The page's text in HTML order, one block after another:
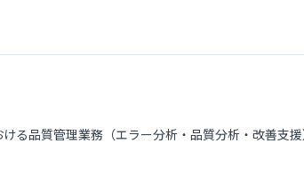
る品質管理業務（エラー分析・品質分析・改善支